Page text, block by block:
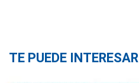
TE PUEDE INTERESAR